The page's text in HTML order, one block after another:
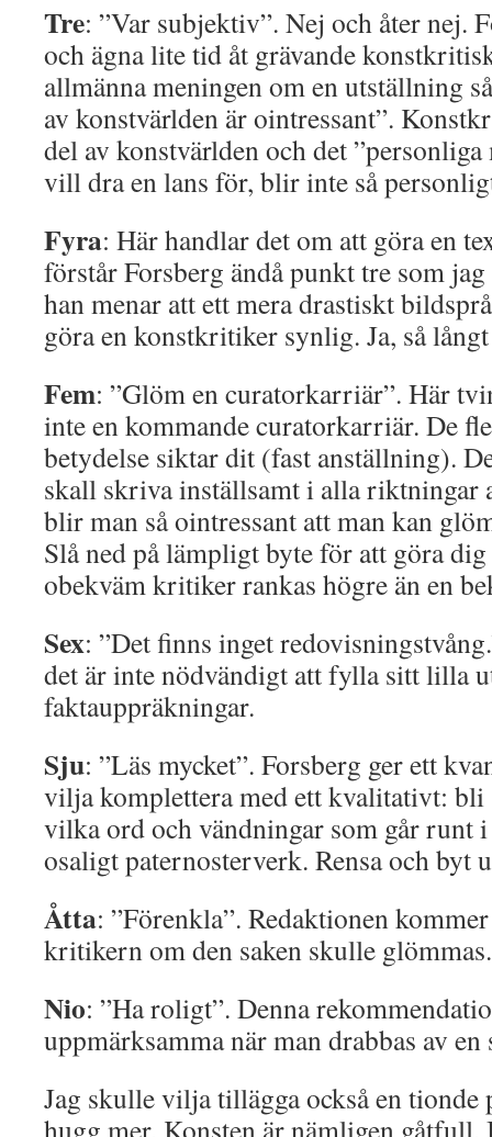
Tre: ”Var subjektiv”. Nej och åter nej.
och ägna lite tid åt grävande
allmänna meningen om en utställning
av konstvärlden är ointressant”.
del av konstvärlden och det
vill dra en lans för, blir inte så
Fyra: Här handlar det om att göra en
förstår Forsberg ändå punkt tre som
han menar att ett mera drastiskt
göra en konstkritiker synlig. Ja, så
Fem: ”Glöm en curatorkarriär”. Här
inte en kommande curatorkarriär. De
betydelse siktar dit (fast anställning).
skall skriva inställsamt i alla riktningar
blir man så ointressant att man kan
Slå ned på lämpligt byte för att göra
obekväm kritiker rankas högre än en
Sex: ”Det finns inget
det är inte nödvändigt att fylla sitt lilla
faktauppräkningar.
Sju: ”Läs mycket”. Forsberg ger ett
vilja komplettera med ett kvalitativt: bli
vilka ord och vändningar som går runt
osaligt paternosterverk. Rensa och byt
Åtta: ”Förenkla”. Redaktionen
kritikern om den saken skulle glömmas.
Nio: ”Ha roligt”. Denna
uppmärksamma när man drabbas av en
Jag skulle vilja tillägga också en
hugg mer. Konsten är nämligen gåtfull.